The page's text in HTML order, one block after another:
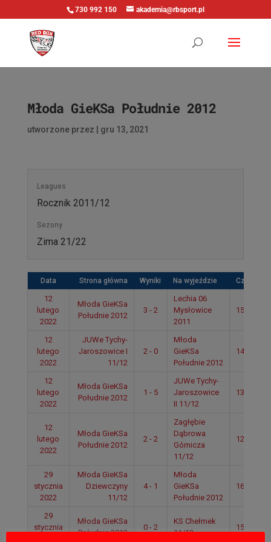
730 992 150 akademia@rbsport.pl
Młoda GieKSa Południe 2012
utworzone przez gru 13, 2021
Leagues
Rocznik 2011/12
Sezony
Zima 21/22
Data Strona główna Wyniki Na wyjeździe Czas
12
lutego
2022
Młoda GieKSa
Południe 2012
3 - 2
Lechia 06
Mysłowice
2011
15:55
12
lutego
2022
JUWe Tychy-
Jaroszowice I
11/12
2 - 0
Młoda
GieKSa
Południe 2012
14:50
12
lutego
2022
Młoda GieKSa
Południe 2012
1 - 5
JUWe Tychy-
Jaroszowice
II 11/12
13:44
12
lutego
2022
Młoda GieKSa
Południe 2012
2 - 2
Zagłębie
Dąbrowa
Górnicza
11/12
12:52
29
stycznia
2022
Młoda GieKSa
Dziewczyny
11/12
4 - 1
Młoda
GieKSa
Południe 2012
16:08
29
stycznia
Młoda GieKSa
Południe 2012
0 - 2
KS Chełmek
11/12
15:03